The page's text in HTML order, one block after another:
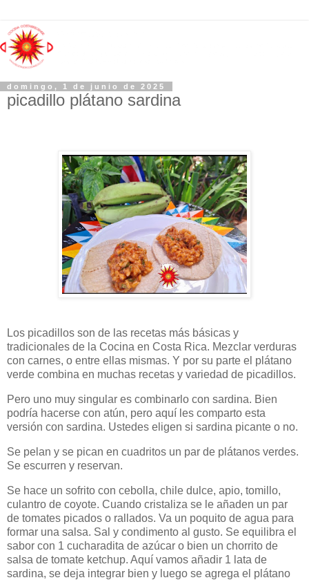
domingo, 1 de junio de 2025
picadillo plátano sardina
Los picadillos son de las recetas más básicas y
tradicionales de la Cocina en Costa Rica. Mezclar verduras
con carnes, o entre ellas mismas. Y por su parte el plátano
verde combina en muchas recetas y variedad de picadillos.
Pero uno muy singular es combinarlo con sardina. Bien
podría hacerse con atún, pero aquí les comparto esta
versión con sardina. Ustedes eligen si sardina picante o no.
Se pelan y se pican en cuadritos un par de plátanos verdes.
Se escurren y reservan.
Se hace un sofrito con cebolla, chile dulce, apio, tomillo,
culantro de coyote. Cuando cristaliza se le añaden un par
de tomates picados o rallados. Va un poquito de agua para
formar una salsa. Sal y condimento al gusto. Se equilibra el
sabor con 1 cucharadita de azúcar o bien un chorrito de
salsa de tomate ketchup. Aquí vamos añadir 1 lata de
sardina, se deja integrar bien y luego se agrega el plátano